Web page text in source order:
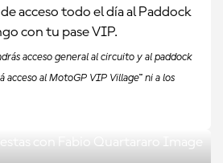
acceso todo el día al Paddock
con tu pase VIP.
acceso general al circuito y al paddock
acceso al MotoGP VIP Village™ ni a los